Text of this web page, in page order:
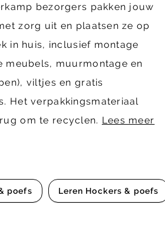
poefs Leren Hockers & poefs
bezorgers pakken jouw
zorg uit en plaatsen ze op
in huis, inclusief montage
meubels, muurmontage en
viltjes en gratis
Het verpakkingsmateriaal
om te recyclen. Lees meer